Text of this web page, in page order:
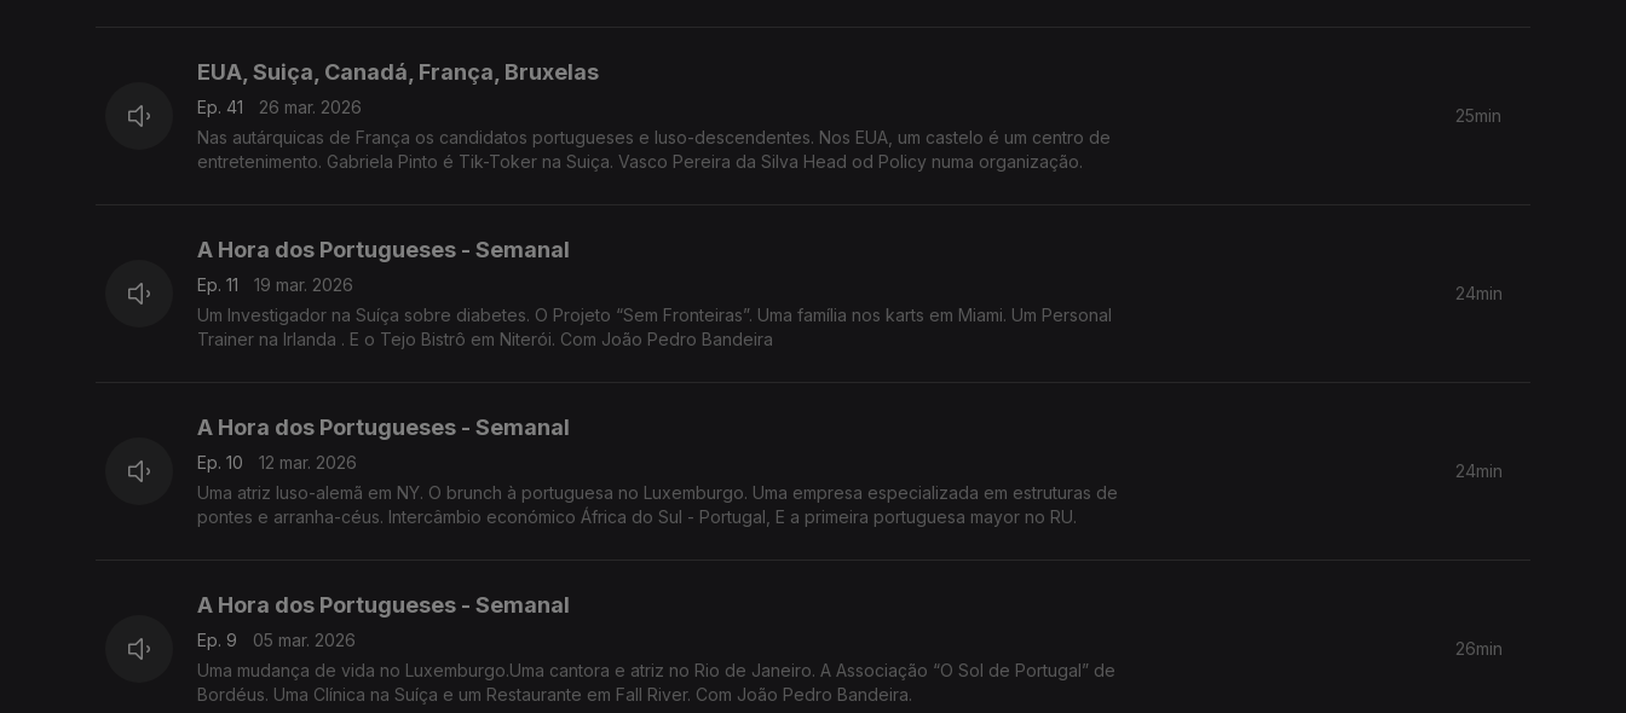
EUA, Suiça, Canadá, França, Bruxelas
Ep. 41
26 mar. 2026
Nas autárquicas de França os candidatos portugueses e luso-descendentes. Nos EUA, um castelo é um centro de
entretenimento. Gabriela Pinto é Tik-Toker na Suiça. Vasco Pereira da Silva Head od Policy numa organização.
25min
A Hora dos Portugueses - Semanal
Ep. 11
19 mar. 2026
Um Investigador na Suíça sobre diabetes. O Projeto “Sem Fronteiras”. Uma família nos karts em Miami. Um Personal
Trainer na Irlanda . E o Tejo Bistrô em Niterói. Com João Pedro Bandeira
24min
A Hora dos Portugueses - Semanal
Ep. 10
12 mar. 2026
Uma atriz luso-alemã em NY. O brunch à portuguesa no Luxemburgo. Uma empresa especializada em estruturas de
pontes e arranha-céus. Intercâmbio económico África do Sul - Portugal, E a primeira portuguesa mayor no RU.
24min
A Hora dos Portugueses - Semanal
Ep. 9
05 mar. 2026
Uma mudança de vida no Luxemburgo.Uma cantora e atriz no Rio de Janeiro. A Associação “O Sol de Portugal” de
Bordéus. Uma Clínica na Suíça e um Restaurante em Fall River. Com João Pedro Bandeira.
26min